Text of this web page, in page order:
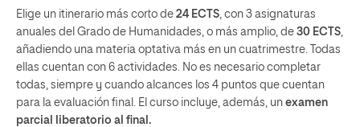
Elige un itinerario más corto de 24 ECTS, con 3 asignaturas
anuales del Grado de Humanidades, o más amplio, de 30 ECTS,
añadiendo una materia optativa más en un cuatrimestre. Todas
ellas cuentan con 6 actividades. No es necesario completar
todas, siempre y cuando alcances los 4 puntos que cuentan
para la evaluación final. El curso incluye, además, un examen
parcial liberatorio al final.